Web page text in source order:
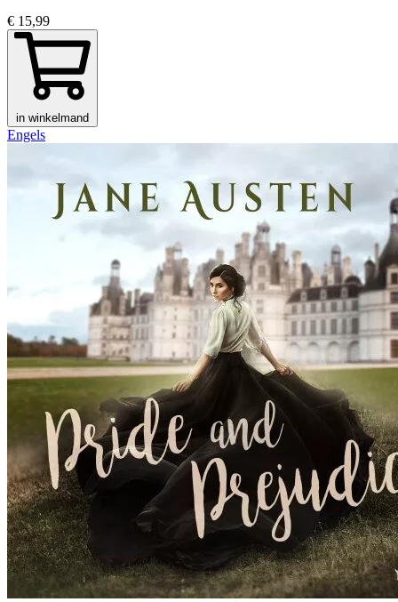
€ 15,99
in winkelmand
Engels